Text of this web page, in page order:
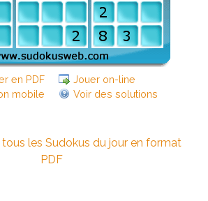
en PDF
Jouer on-line
mobile
Voir des solutions
les Sudokus du jour en format
PDF